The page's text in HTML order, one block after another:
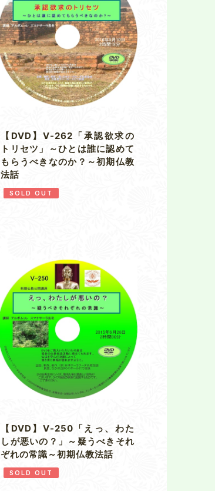
【DVD】V-262「承認欲求の
トリセツ」～ひとは誰に認めて
もらうべきなのか？～初期仏教
法話
SOLD OUT
【DVD】V-250「えっ、わた
しが悪いの？」～疑うべきそれ
ぞれの常識～初期仏教法話
SOLD OUT